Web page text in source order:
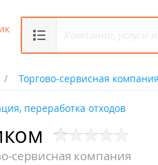
Торгово-сервисная компания
переработка отходов
сервисная компания